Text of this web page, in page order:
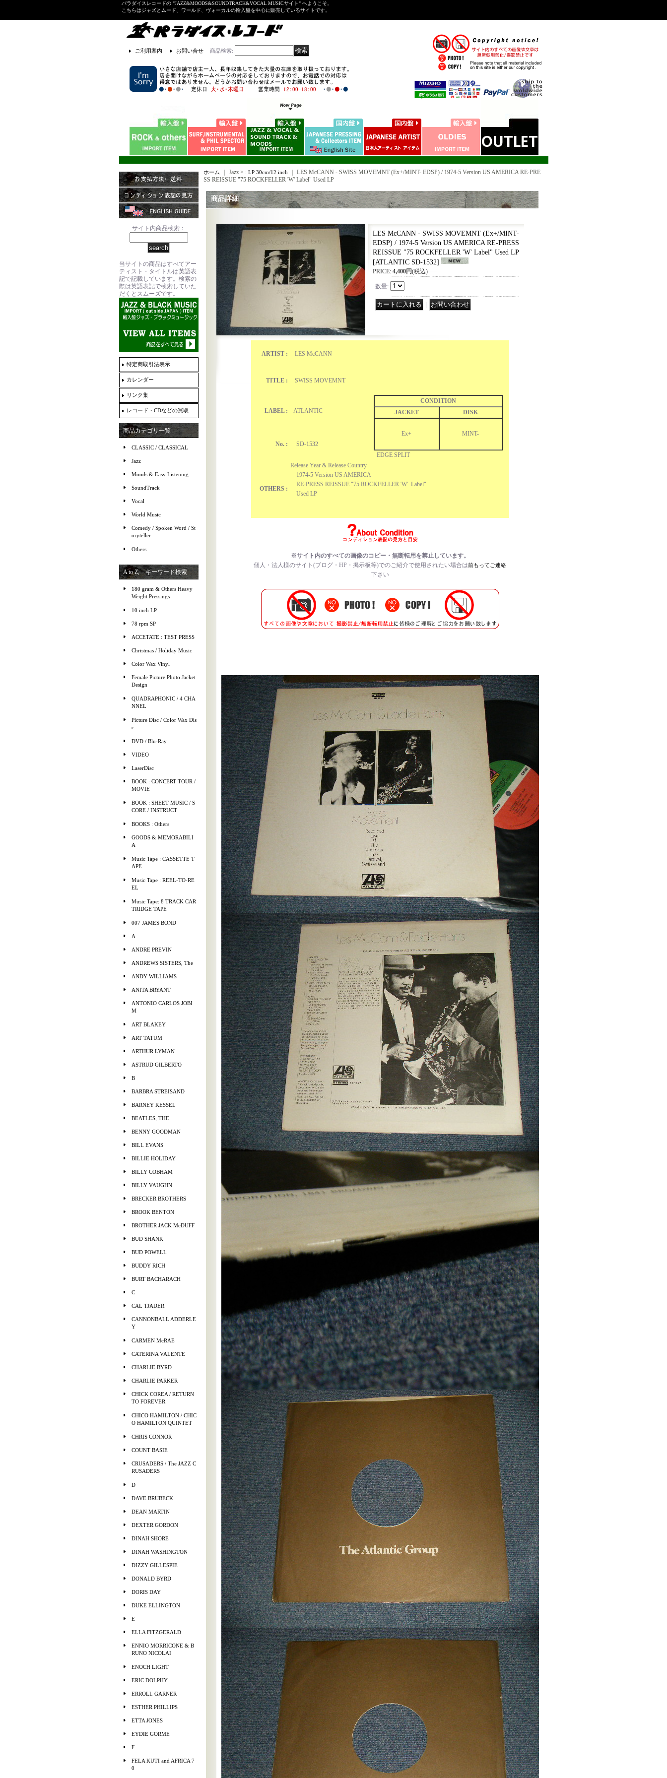
パラダイスレコードの "JAZZ&MOODS&SOUNDTRACK&VOCAL MUSICサイト" へようこそ。
こちらはジャズとムード、ワールド、ヴォーカルの輸入盤を中心に販売しているサイトです。
ご利用案内 ｜ お問い合せ 商品検索:
サイト内商品検索：
当サイトの商品はすべてアー
ティスト・タイトルは英語表
記で記載しています。検索の
際は英語表記で検索していた
だくとスムーズです。
特定商取引法表示
カレンダー
リンク集
レコード・CDなどの買取
商品カテゴリ一覧
CLASSIC / CLASSICAL
Jazz
Moods & Easy Listening
SoundTrack
Vocal
World Music
Comedy / Spoken Word / St
oryteller
Others
A to Z, キーワード検索
180 gram & Others Heavy
Weight Pressings
10 inch LP
78 rpm SP
ACCETATE : TEST PRESS
Christmas / Holiday Music
Color Wax Vinyl
Female Picture Photo Jacket
Design
QUADRAPHONIC / 4 CHA
NNEL
Picture Disc / Color Wax Dis
c
DVD / Blu-Ray
VIDEO
LaserDisc
BOOK : CONCERT TOUR /
MOVIE
BOOK : SHEET MUSIC / S
CORE / INSTRUCT
BOOKS : Others
GOODS & MEMORABILI
A
Music Tape : CASSETTE T
APE
Music Tape : REEL-TO-RE
EL
Music Tape: 8 TRACK CAR
TRIDGE TAPE
007 JAMES BOND
A
ANDRE PREVIN
ANDREWS SISTERS, The
ANDY WILLIAMS
ANITA BRYANT
ANTONIO CARLOS JOBI
M
ART BLAKEY
ART TATUM
ARTHUR LYMAN
ASTRUD GILBERTO
B
BARBRA STREISAND
BARNEY KESSEL
BEATLES, THE
BENNY GOODMAN
BILL EVANS
BILLIE HOLIDAY
BILLY COBHAM
BILLY VAUGHN
BRECKER BROTHERS
BROOK BENTON
BROTHER JACK McDUFF
BUD SHANK
BUD POWELL
BUDDY RICH
BURT BACHARACH
C
CAL TJADER
CANNONBALL ADDERLE
Y
CARMEN McRAE
CATERINA VALENTE
CHARLIE BYRD
CHARLIE PARKER
CHICK COREA / RETURN
TO FOREVER
CHICO HAMILTON / CHIC
O HAMILTON QUINTET
CHRIS CONNOR
COUNT BASIE
CRUSADERS / The JAZZ C
RUSADERS
D
DAVE BRUBECK
DEAN MARTIN
DEXTER GORDON
DINAH SHORE
DINAH WASHINGTON
DIZZY GILLESPIE
DONALD BYRD
DORIS DAY
DUKE ELLINGTON
E
ELLA FITZGERALD
ENNIO MORRICONE & B
RUNO NICOLAI
ENOCH LIGHT
ERIC DOLPHY
ERROLL GARNER
ESTHER PHILLIPS
ETTA JONES
EYDIE GORME
F
FELA KUTI and AFRICA 7
0
ホーム ｜ Jazz > : LP 30cm/12 inch｜ LES McCANN - SWISS MOVEMNT (Ex+/MINT- EDSP) / 1974-5 Version US AMERICA RE-PRE
SS REISSUE "75 ROCKFELLER 'W' Label" Used LP
商品詳細
LES McCANN - SWISS MOVEMNT (Ex+/MINT-
EDSP) / 1974-5 Version US AMERICA RE-PRESS
REISSUE "75 ROCKFELLER 'W' Label" Used LP
[ATLANTIC SD-1532]
PRICE: 4,400円(税込)
数量:
ARTIST : LES McCANN
TITLE : SWISS MOVEMNT
LABEL : ATLANTIC
CONDITION
JACKET
DISK
Ex+ MINT-
EDGE SPLIT
No. : SD-1532
OTHERS :
Release Year & Release Country
1974-5 Version US AMERICA
RE-PRESS REISSUE "75 ROCKFELLER 'W' Label"
Used LP
※サイト内のすべての画像のコピー・無断転用を禁止しています。
個人・法人様のサイト(ブログ・HP・掲示板等)でのご紹介で使用されたい場合は前もってご連絡
下さい